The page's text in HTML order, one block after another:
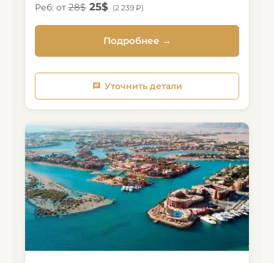
Реб: от 28$ 25$ (2 239 ₽)
Подробнее →
Уточнить детали